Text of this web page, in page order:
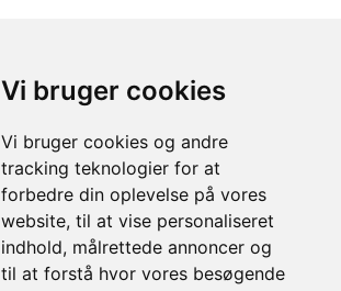
Vi bruger cookies
Vi bruger cookies og andre
tracking teknologier for at
forbedre din oplevelse på vores
website, til at vise personaliseret
indhold, målrettede annoncer og
til at forstå hvor vores besøgende